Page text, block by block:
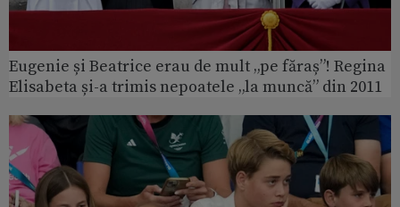
Eugenie și Beatrice erau de mult „pe făraș”! Regina
Elisabeta și-a trimis nepoatele „la muncă” din 2011